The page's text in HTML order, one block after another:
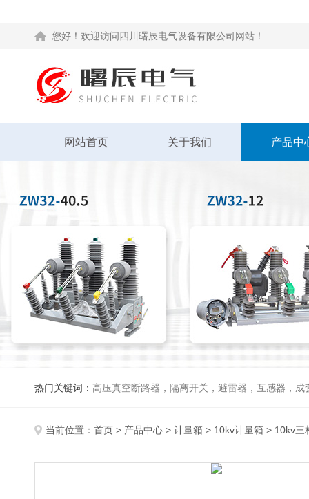
您好！欢迎访问四川曙辰电气设备有限公司网站！
网站首页 关于我们 产品中
热门关键词： 高压真空断路器，隔离开关，避雷器，互感器，成
当前位置： 首页 > 产品中心 > 计量箱 > 10kv计量箱 > 10kv三